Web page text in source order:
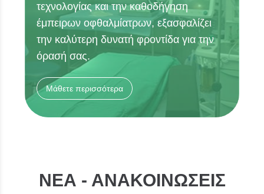
τεχνολογίας και την καθοδήγηση
έμπειρων οφθαλμίατρων, εξασφαλίζει
την καλύτερη δυνατή φροντίδα για την
όρασή σας.
Μάθετε περισσότερα
ΝΕΑ - ΑΝΑΚΟΙΝΩΣΕΙΣ